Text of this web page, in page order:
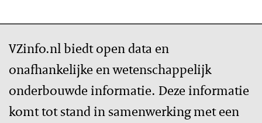
VZinfo.nl biedt open data en
onafhankelijke en wetenschappelijk
onderbouwde informatie. Deze informatie
komt tot stand in samenwerking met een